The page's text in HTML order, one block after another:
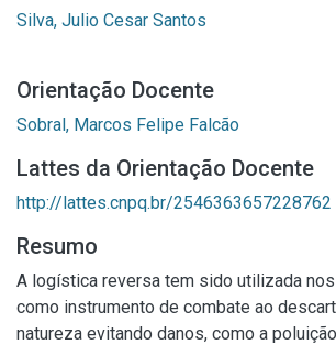
Silva, Julio Cesar Santos
Orientação Docente
Sobral, Marcos Felipe Falcão
Lattes da Orientação Docente
http://lattes.cnpq.br/2546363657228762
Resumo
A logística reversa tem sido utilizada
como instrumento de combate ao
natureza evitando danos, como a